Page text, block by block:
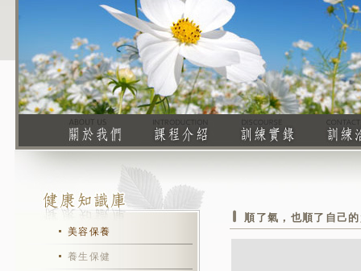
美容保養
養生保健
順了氣，也順了自己